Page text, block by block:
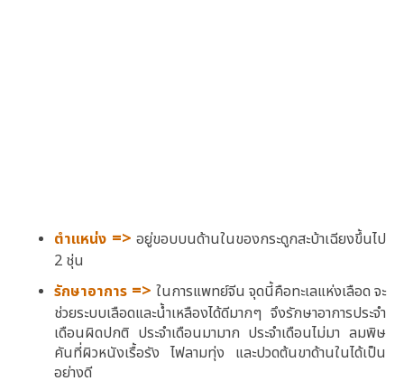
ตำแหน่ง => อยู่ขอบบนด้านในของกระดูกสะบ้าเฉียงขึ้นไป
2 ชุ่น
รักษาอาการ => ในการแพทย์จีน จุดนี้คือทะเลแห่งเลือด จะ
ช่วยระบบเลือดและน้ำเหลืองได้ดีมากๆ จึงรักษาอาการประจำ
เดือนผิดปกติ ประจำเดือนมามาก ประจำเดือนไม่มา ลมพิษ
คันที่ผิวหนังเรื้อรัง ไฟลามทุ่ง และปวดต้นขาด้านในได้เป็น
อย่างดี